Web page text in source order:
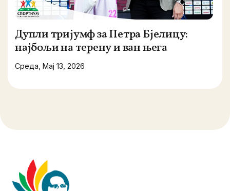
Дупли тријумф за Петра Бјелицу:
најбољи на терену и ван њега
Среда, Мај 13, 2026